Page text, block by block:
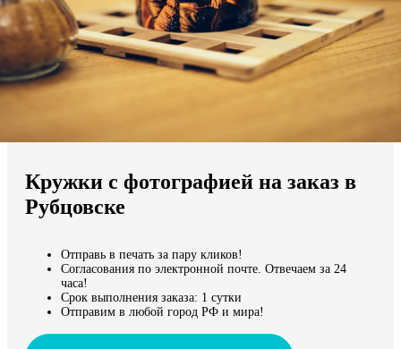
Мы доставляем по всему миру
Продолжить без города
Кружки с фотографией на заказ в
Рубцовске
Отправь в печать за пару кликов!
Согласования по электронной почте. Отвечаем за 24
часа!
Срок выполнения заказа: 1 сутки
Отправим в любой город РФ и мира!